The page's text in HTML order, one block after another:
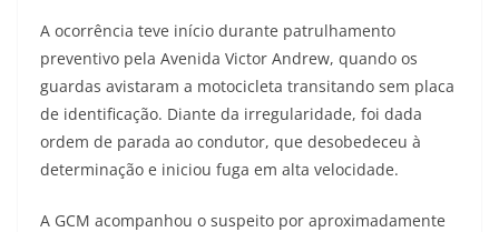
A ocorrência teve início durante patrulhamento
preventivo pela Avenida Victor Andrew, quando os
guardas avistaram a motocicleta transitando sem placa
de identificação. Diante da irregularidade, foi dada
ordem de parada ao condutor, que desobedeceu à
determinação e iniciou fuga em alta velocidade.
A GCM acompanhou o suspeito por aproximadamente